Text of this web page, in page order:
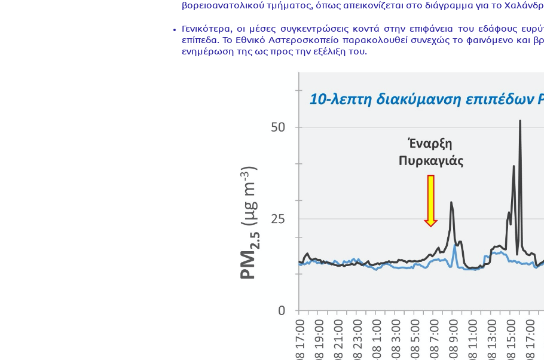
βορειοανατολικού τμήματος, όπως απεικονίζεται στο διάγραμμα για το
Γενικότερα, οι μέσες συγκεντρώσεις κοντά στην επιφάνεια του εδάφους
επίπεδα. Το Εθνικό Αστεροσκοπείο παρακολουθεί συνεχώς το φαινόμενο και
ενημέρωση της ως προς την εξέλιξη του.